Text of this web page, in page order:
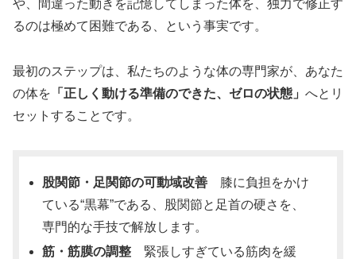
や、間違った動きを記憶してしまった体を、独力で修正す
るのは極めて困難である、という事実です。
最初のステップは、私たちのような体の専門家が、あなた
の体を 「正しく動ける準備のできた、ゼロの状態」 へとリ
セットすることです。
股関節・足関節の可動域改善 膝に負担をかけ
ている“黒幕”である、股関節と足首の硬さを、
専門的な手技で解放します。
筋・筋膜の調整 緊張しすぎている筋肉を緩